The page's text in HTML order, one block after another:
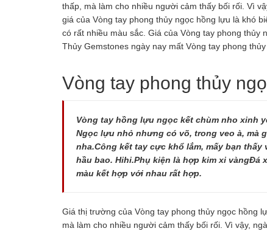
thấp, mà làm cho nhiều người cảm thấy bối rối. Vì
giá của Vòng tay phong thủy ngọc hồng lựu là khó
có rất nhiều màu sắc. Giá của Vòng tay phong thủy
Thủy Gemstones ngày nay mất Vòng tay phong
Vòng tay phong thủy
Vòng tay hồng lựu ngọc kết chùm nho xinh
Ngọc lựu nhỏ nhưng có võ, trong veo à, mà
nha.Công kết tay cực khổ lắm, mấy bạn
hầu bao. Hihi.Phụ kiện là hợp kim xi vàngĐá
màu kết hợp với nhau rất hợp.
Giá thị trường của Vòng tay phong thủy ngọc hồng
mà làm cho nhiều người cảm thấy bối rối. Vì vậy,